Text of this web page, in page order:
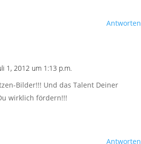
Antworten
1, 2012 um 1:13 p.m.
Bilder!!! Und das Talent Deiner
wirklich fördern!!!
Antworten